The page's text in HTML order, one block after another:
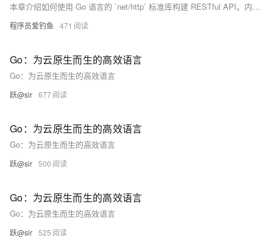
本章介绍如何使用 Go 语言的 `net/http` 标准库构建 RESTful API。内容涵盖 RESTful API 的基本概念及规范，包括 GET、POST、PUT 和 DELETE 方法的实现。通过定义用户数据结构和模拟数据库，逐步实现获取用户列表、创建用户、更新用户、删除用户的 HTTP 路由处理函数。同时提供辅助函数用于路径参数解析，并展示如何设置路由器启动服务。最后通过 curl 或 Postman 测试接口功能。章节总结了路由分发、JSON 编解码、方法区分、并发安全管理和路径参数解析等关键点，为更复杂需求推荐第三方框架如 Gin、Echo 和 Chi。
程序员爱钓鱼 471
Go：为云原生而生的高效语言
Go：为云原生而生的高效语言
跃@sir 677
Go：为云原生而生的高效语言
Go：为云原生而生的高效语言
跃@sir 500
Go：为云原生而生的高效语言
Go：为云原生而生的高效语言
跃@sir 525